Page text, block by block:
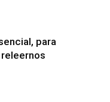
para